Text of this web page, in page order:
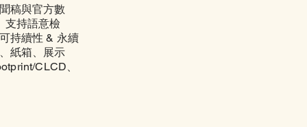
稿與官方數
支持語意檢
持續性 & 永續
紙箱、 展示
CLCD、